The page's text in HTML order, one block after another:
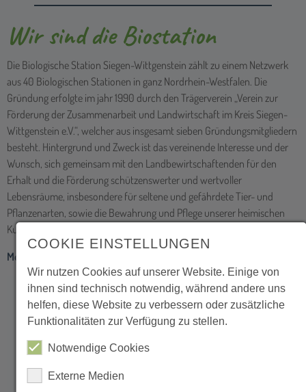
Wir sind die Biostation
Die Biologische Station Siegen-Wittgenstein zählt zu einem Netzwerk
aus 40 Biologischen Stationen in ganz Nordrhein-Westfalen. Die
Gründung erfolgte im jahr 1990 durch den Trägerverein „Verein zur
Förderung der Zusammenarbeit und Landwirtschaft im Kreis Siegen-
Wittgenstein e.V.“, welcher aus insgesamt sieben Gründungsmitgliedern
besteht. Hintergrund und Zweck ist das vereinende Interesse und der
Wunsch, sich gemeinsam mit den Landbewirtschaftenden für den
Erhalt und die Förderung schützenswerter und wertvoller
Lebensräume, insbesondere für seltene und gefährdete Tier- und
Pflanzenarten, sowie die Bewahrung und Pflege unserer heimischen
Kulturlandschaft einzusetzen.
Mehr über uns →
COOKIE EINSTELLUNGEN
Wir nutzen Cookies auf unserer Website. Einige von
ihnen sind technisch notwendig, während andere uns
helfen, diese Website zu verbessern oder zusätzliche
Funktionalitäten zur Verfügung zu stellen.
Notwendige Cookies
Externe Medien